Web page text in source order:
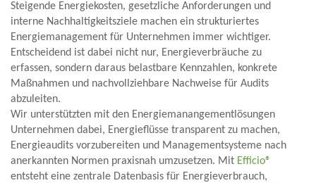
Steigende Energiekosten, gesetzliche Anforderungen und
interne Nachhaltigkeitsziele machen ein strukturiertes
Energiemanagement für Unternehmen immer wichtiger.
Entscheidend ist dabei nicht nur, Energieverbräuche zu
erfassen, sondern daraus belastbare Kennzahlen, konkrete
Maßnahmen und nachvollziehbare Nachweise für Audits
abzuleiten.
Wir unterstützten mit den Energiemanangementlösungen
Unternehmen dabei, Energieflüsse transparent zu machen,
Energieaudits vorzubereiten und Managementsysteme nach
anerkannten Normen praxisnah umzusetzen. Mit Efficio®
entsteht eine zentrale Datenbasis für Energieverbrauch,